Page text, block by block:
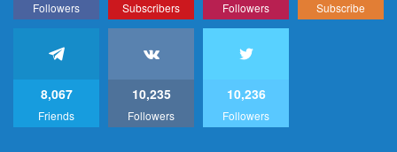
Followers Subscribers Followers Subscribe
8,067
Friends
10,235
Followers
10,236
Followers